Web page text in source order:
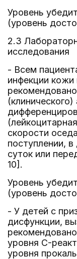
Уровень
(уровень
2.3
исследования
- Всем
инфекции кожи
скорости
поступлении,
суток или
10].
Уровень
(уровень
- У детей с
дисфункции,
уровня C-
уровня